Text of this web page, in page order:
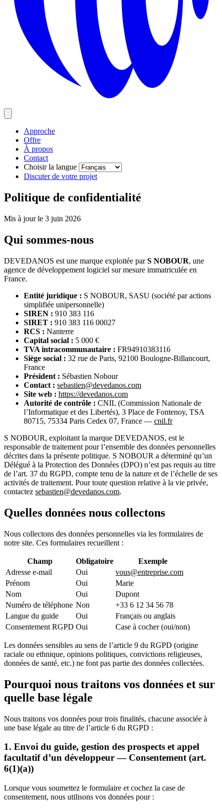
Approche
Offre
À propos
Contact
Choisir la langue
Discuter de votre projet
Politique de confidentialité
Mis à jour le 3 juin 2026
Qui sommes-nous
DEVEDANOS est une marque exploitée parS NOBOUR, une
agence de développement logiciel sur mesure immatriculée en
France.
Entité juridique : S NOBOUR, SASU (société par actions
simplifiée unipersonnelle)
SIREN : 910 383 116
SIRET : 910 383 116 00027
RCS : Nanterre
Capital social : 5 000 €
TVA intracommunautaire : FR94910383116
Siège social : 32 rue de Paris, 92100 Boulogne-Billancourt,
France
Président : Sébastien Nobour
Contact : sebastien@devedanos.com
Site web : https://devedanos.com
Autorité de contrôle : CNIL (Commission Nationale de
l’Informatique et des Libertés), 3 Place de Fontenoy, TSA
80715, 75334 Paris Cedex 07, France — cnil.fr
S NOBOUR, exploitant la marque DEVEDANOS, est le
responsable de traitement pour l’ensemble des données personnelles
décrites dans la présente politique. S NOBOUR a déterminé qu’un
Délégué à la Protection des Données (DPO) n’est pas requis au titre
de l’art. 37 du RGPD, compte tenu de la nature et de l’échelle de ses
activités de traitement. Pour toute question relative à la vie privée,
contactez sebastien@devedanos.com.
Quelles données nous collectons
Nous collectons des données personnelles via les formulaires de
notre site. Ces formulaires recueillent :
Champ Obligatoire
Exemple
Adresse e-mail
Oui
vous@entreprise.com
Prénom
Oui
Marie
Nom
Oui
Dupont
Numéro de téléphone Non
+33 6 12 34 56 78
Langue du guide
Oui
Français ou anglais
Consentement RGPD Oui Case à cocher (oui/non)
Les données sensibles au sens de l’article 9 du RGPD (origine
raciale ou ethnique, opinions politiques, convictions religieuses,
données de santé, etc.) ne font pas partie des données collectées.
Pourquoi nous traitons vos données et sur
quelle base légale
Nous traitons vos données pour trois finalités, chacune associée à
une base légale au titre de l’article 6 du RGPD :
1. Envoi du guide, gestion des prospects et appel
facultatif d’un développeur — Consentement (art.
6(1)(a))
Lorsque vous soumettez le formulaire et cochez la case de
consentement, nous utilisons vos données pour :